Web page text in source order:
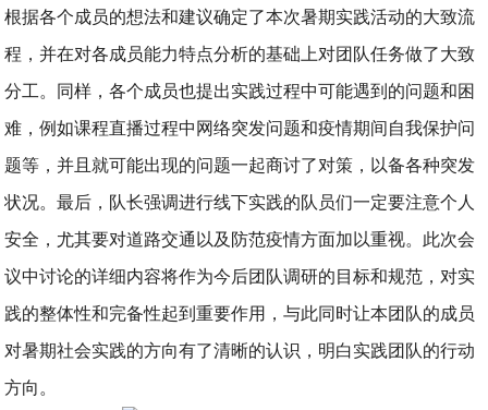
根据各个成员的想法和建议确定了本次暑期实践活动的大致流
程，并在对各成员能力特点分析的基础上对团队任务做了大致
分工。同样，各个成员也提出实践过程中可能遇到的问题和困
难，例如课程直播过程中网络突发问题和疫情期间自我保护问
题等，并且就可能出现的问题一起商讨了对策，以备各种突发
状况。最后，队长强调进行线下实践的队员们一定要注意个人
安全，尤其要对道路交通以及防范疫情方面加以重视。此次会
议中讨论的详细内容将作为今后团队调研的目标和规范，对实
践的整体性和完备性起到重要作用，与此同时让本团队的成员
对暑期社会实践的方向有了清晰的认识，明白实践团队的行动
方向。